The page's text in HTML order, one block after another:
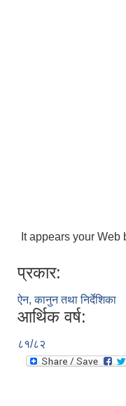
It appears your
प्रकार:
ऐन, कानुन तथा निर्देशिका
आर्थिक वर्ष:
८१/८२